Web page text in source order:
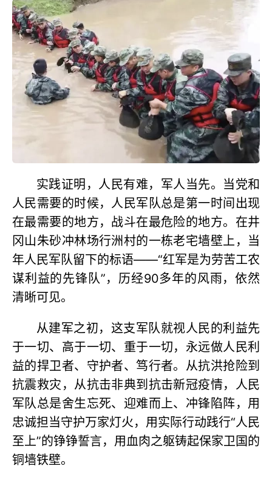
实践证明，人民有难，军人当先。当党和
人民需要的时候，人民军队总是第一时间出现
在最需要的地方，战斗在最危险的地方。在井
冈山朱砂冲林场行洲村的一栋老宅墙壁上，当
年人民军队留下的标语——“红军是为劳苦工农
谋利益的先锋队”，历经90多年的风雨，依然
清晰可见。
从建军之初，这支军队就视人民的利益先
于一切、高于一切、重于一切，永远做人民利
益的捍卫者、守护者、笃行者。从抗洪抢险到
抗震救灾，从抗击非典到抗击新冠疫情，人民
军队总是舍生忘死、迎难而上、冲锋陷阵，用
忠诚担当守护万家灯火，用实际行动践行“人民
至上”的铮铮誓言，用血肉之躯铸起保家卫国的
铜墙铁壁。